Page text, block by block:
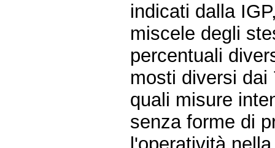
indicati dalla
miscele degli
percentuali
mosti diversi dai
quali misure
senza forme di